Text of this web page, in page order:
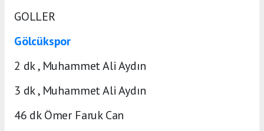
GOLLER
Gölcükspor
2 dk , Muhammet Ali Aydın
3 dk , Muhammet Ali Aydın
46 dk Ömer Faruk Can